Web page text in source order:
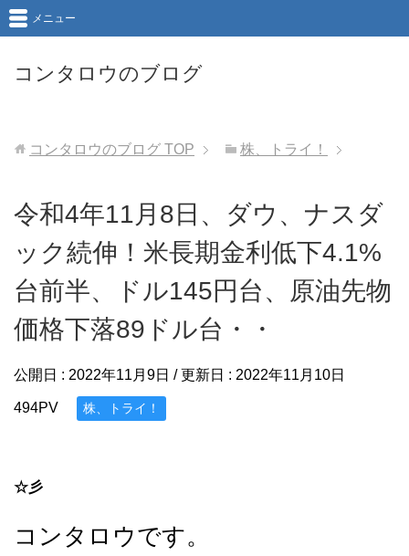
コンタロウのブログ
メニュー
コンタロウのブログ TOP 株、トライ！
令和4年11月8日、ダウ、ナスダ
ック続伸！米長期金利低下4.1%
台前半、ドル145円台、原油先物
価格下落89ドル台・・
公開日 : 2022年11月9日 / 更新日 : 2022年11月10日
494PV 株、トライ！
☆彡
コンタロウです。